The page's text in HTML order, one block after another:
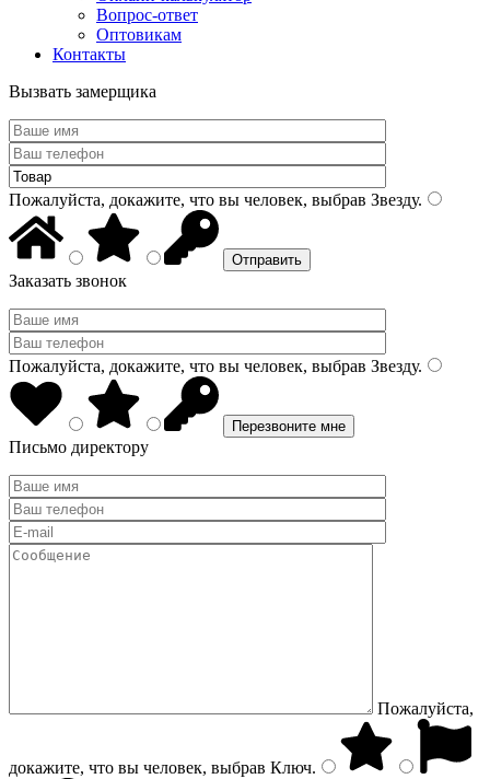
Вопрос-ответ
Оптовикам
Контакты
Вызвать замерщика
Пожалуйста, докажите, что вы человек, выбрав Звезду.
Заказать звонок
Пожалуйста, докажите, что вы человек, выбрав Звезду.
Письмо директору
Пожалуйста,
докажите, что вы человек, выбрав Ключ.